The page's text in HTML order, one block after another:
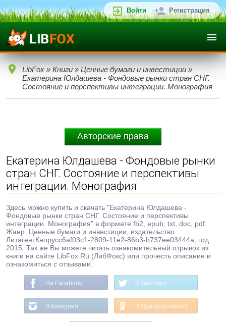
Войти Регистрация
LibFox » Книги » Ценные бумаги и инвестиции »
Екатерина Юлдашева - Фондовые рынки стран СНГ.
Состояние и перспективы интеграции. Монография
Авторские права
Екатерина Юлдашева - Фондовые рынки
стран СНГ. Состояние и перспективы
интеграции. Монография
Здесь можно купить и скачать "Екатерина Юлдашева -
Фондовые рынки стран СНГ. Состояние и перспективы
интеграции. Монография" в формате fb2, epub, txt, doc, pdf.
Жанр: Ценные бумаги и инвестиции, издательство
ЛитагентКнорусc6af03c1-2809-11e2-86b3-b737ee03444a, год
2015. Так же Вы можете читать ознакомительный отрывок из
книги на сайте LibFox.Ru (ЛибФокс) или прочесть описание и
ознакомиться с отзывами.
На Facebook В Твиттере
В Instagram В Одноклассниках